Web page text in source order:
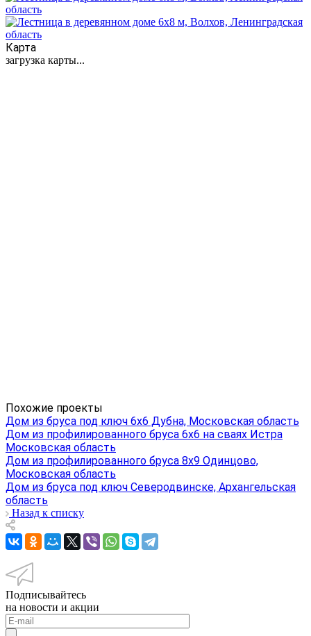
Карта
загрузка карты...
Похожие проекты
Дом из бруса под ключ 6х6 Дубна, Московская область
Дом из профилированного бруса 6х6 на сваях Истра
Московская область
Дом из профилированного бруса 8х9 Одинцово,
Московская область
Дом из бруса под ключ Северодвинске, Архангельская
область
Назад к списку
Подписывайтесь
на новости и акции